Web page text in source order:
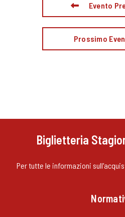
Evento
Prossimo
Biglietteria
Per tutte le informazioni